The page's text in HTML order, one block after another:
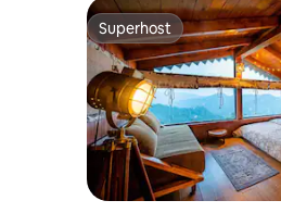
Superhost
Superhost